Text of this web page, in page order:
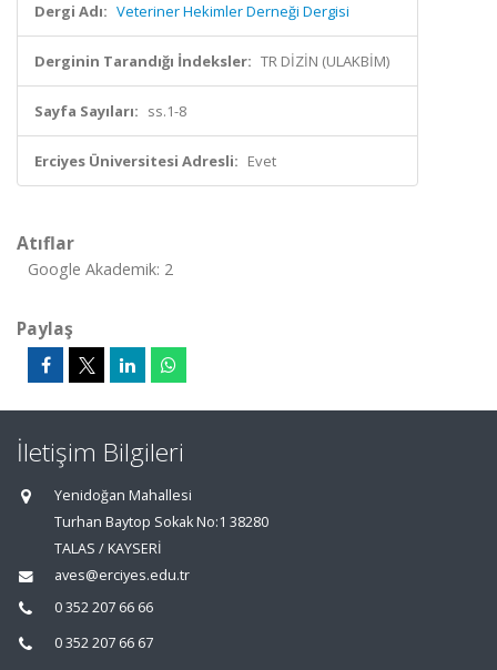
Dergi Adı: Veteriner Hekimler Derneği Dergisi
Derginin Tarandığı İndeksler: TR DİZİN (ULAKBİM)
Sayfa Sayıları: ss.1-8
Erciyes Üniversitesi Adresli: Evet
Atıflar
Google Akademik: 2
Paylaş
İletişim Bilgileri
Yenidoğan Mahallesi
Turhan Baytop Sokak No:1 38280
TALAS / KAYSERİ
aves@erciyes.edu.tr
0 352 207 66 66
0 352 207 66 67